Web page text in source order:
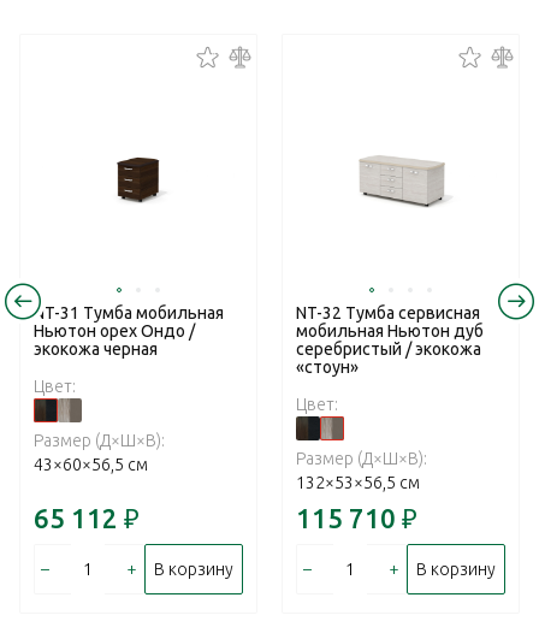
NT-31 Тумба мобильная
Ньютон орех Ондо /
экокожа черная
Цвет:
Размер (Д×Ш×В):
43×60×56,5 см
65 112 ₽
– + В корзину
NT-32 Тумба сервисная
мобильная Ньютон дуб
серебристый / экокожа
«стоун»
Цвет:
Размер (Д×Ш×В):
132×53×56,5 см
115 710 ₽
– + В корзину